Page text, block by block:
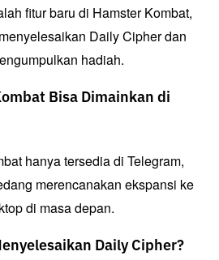
fitur baru di Hamster Kombat,
Daily Cipher dan
hadiah.
Bisa Dimainkan di
hanya tersedia di Telegram,
merencanakan ekspansi ke
di masa depan.
Daily Cipher?